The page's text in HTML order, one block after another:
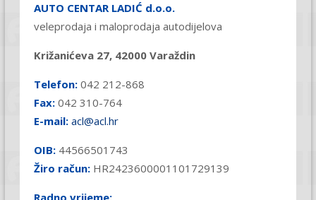
AUTO CENTAR LADIĆ d.o.o.
veleprodaja i maloprodaja autodijelova
Križanićeva 27, 42000 Varaždin
Telefon: 042 212-868
Fax: 042 310-764
E-mail: acl@acl.hr
OIB: 44566501743
Žiro račun: HR2423600001101729139
Radno vrijeme: